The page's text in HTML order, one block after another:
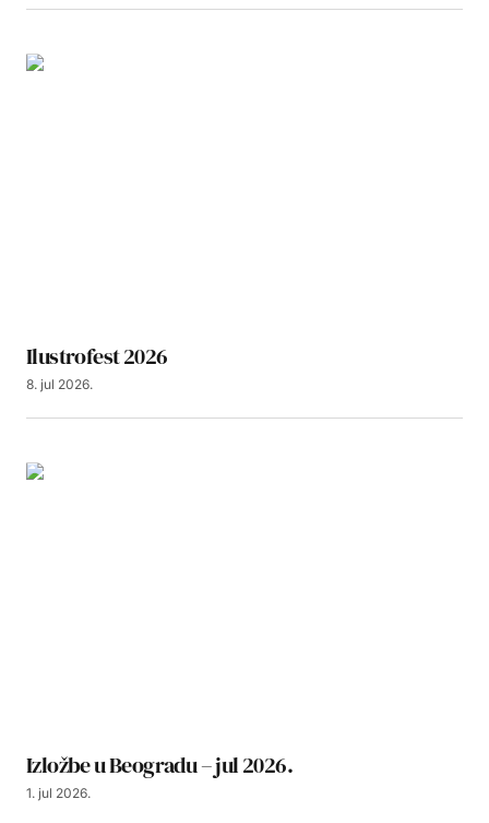
Ilustrofest 2026
8. jul 2026.
Izložbe u Beogradu – jul 2026.
1. jul 2026.